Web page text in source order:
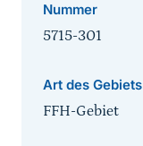
Nummer
5715-301
Art des Gebiets
FFH-Gebiet